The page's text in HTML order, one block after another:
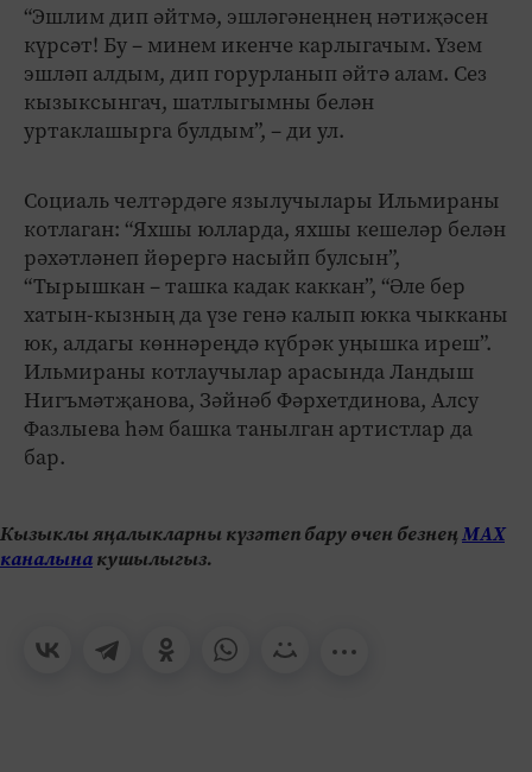
“Эшлим дип әйтмә, эшләгәнеңнең нәтиҗәсен
күрсәт! Бу – минем икенче карлыгачым. Үзем
эшләп алдым, дип горурланып әйтә алам. Сез
кызыксынгач, шатлыгымны белән
уртаклашырга булдым”, – ди ул.
Социаль челтәрдәге язылучылары Ильмираны
котлаган: “Яхшы юлларда, яхшы кешеләр белән
рәхәтләнеп йөрергә насыйп булсын”,
“Тырышкан – ташка кадак каккан”, “Әле бер
хатын-кызның да үзе генә калып юкка чыкканы
юк, алдагы көннәреңдә күбрәк уңышка иреш”.
Ильмираны котлаучылар арасында Ландыш
Нигъмәтҗанова, Зәйнәб Фәрхетдинова, Алсу
Фазлыева һәм башка танылган артистлар да
бар.
Кызыклы яңалыкларны күзәтеп бару өчен безнеңМАХ
каналынакушылыгыз.